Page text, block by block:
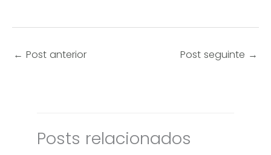
← Post anterior Post seguinte →
Posts relacionados